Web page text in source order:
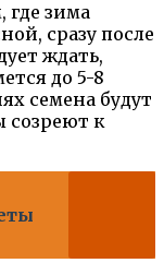
зима
сразу после
ждать,
до 5-8
семена будут
созреют к